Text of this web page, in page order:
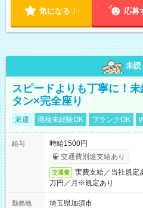
気になる！ 応募
未読
スピードよりも丁寧に！
タン×完全座り
派遣 職種未経験OK ブランクOK
給与
時給1500円
交通費別途支給あり
交通費
実費支給／当社規定
万円／月※規定あり
勤務地
埼玉県加須市